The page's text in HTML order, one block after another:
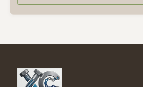
mount capability, and integrated U-hook
structure. The round pad eye plate provides a